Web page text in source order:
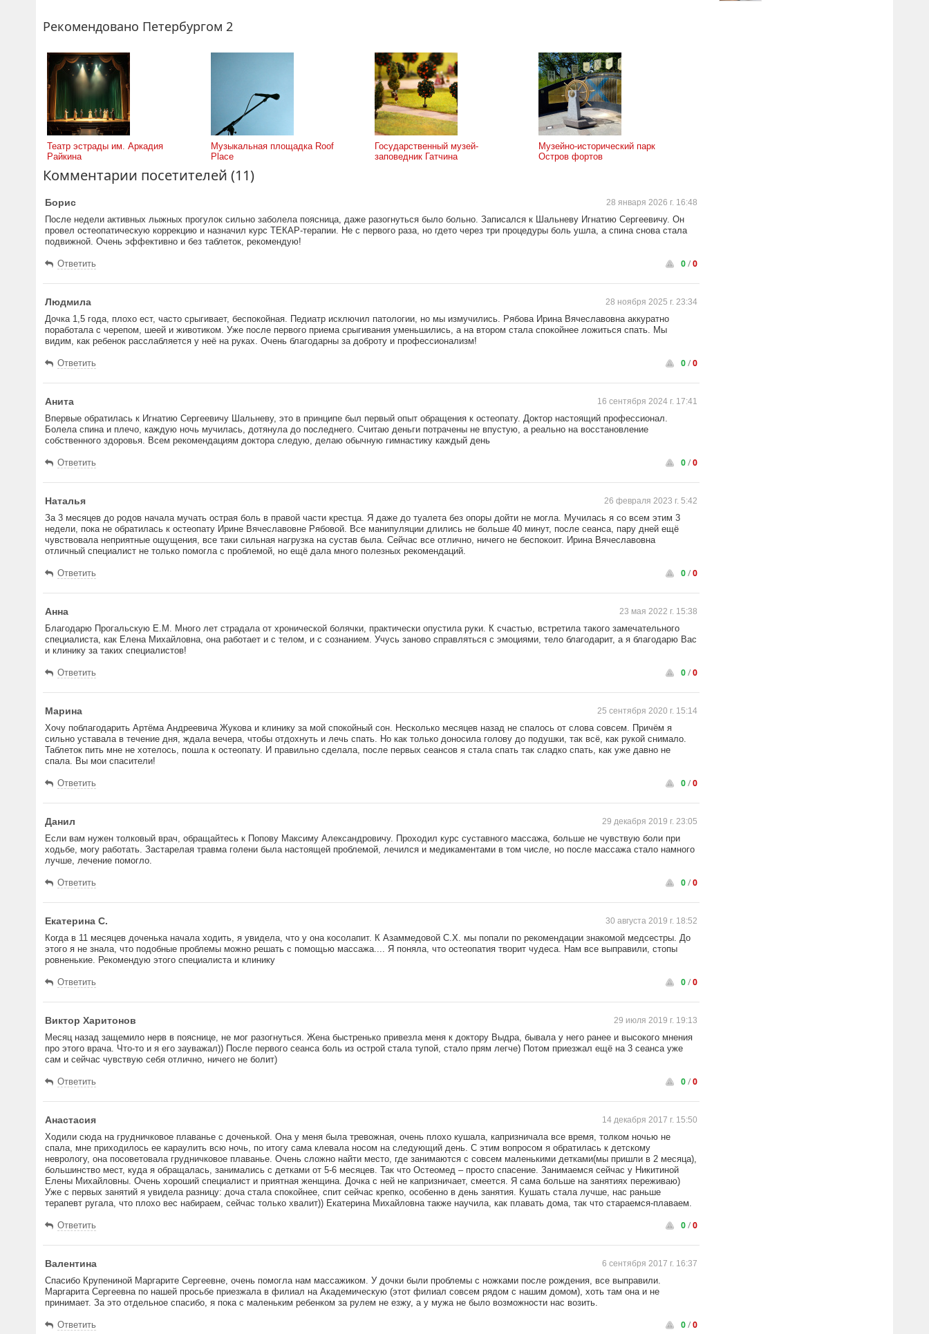
Рекомендовано Петербургом 2
Театр эстрады им. Аркадия
Райкина
Музыкальная площадка Roof
Place
Государственный музей-
заповедник Гатчина
Музейно-исторический парк
Остров фортов
Комментарии посетителей (11)
Борис 28 января 2026 г. 16:48
После недели активных лыжных прогулок сильно заболела поясница, даже разогнуться было больно. Записался к Шальневу Игнатию Сергеевичу. Он
провел остеопатическую коррекцию и назначил курс ТЕКАР-терапии. Не с первого раза, но гдето через три процедуры боль ушла, а спина снова стала
подвижной. Очень эффективно и без таблеток, рекомендую!
Ответить 0/0
Людмила 28 ноября 2025 г. 23:34
Дочка 1,5 года, плохо ест, часто срыгивает, беспокойная. Педиатр исключил патологии, но мы измучились. Рябова Ирина Вячеславовна аккуратно
поработала с черепом, шеей и животиком. Уже после первого приема срыгивания уменьшились, а на втором стала спокойнее ложиться спать. Мы
видим, как ребенок расслабляется у неё на руках. Очень благодарны за доброту и профессионализм!
Ответить 0/0
Анита 16 сентября 2024 г. 17:41
Впервые обратилась к Игнатию Сергеевичу Шальневу, это в принципе был первый опыт обращения к остеопату. Доктор настоящий профессионал.
Болела спина и плечо, каждую ночь мучилась, дотянула до последнего. Считаю деньги потрачены не впустую, а реально на восстановление
собственного здоровья. Всем рекомендациям доктора следую, делаю обычную гимнастику каждый день
Ответить 0/0
Наталья 26 февраля 2023 г. 5:42
За 3 месяцев до родов начала мучать острая боль в правой части крестца. Я даже до туалета без опоры дойти не могла. Мучилась я со всем этим 3
недели, пока не обратилась к остеопату Ирине Вячеславовне Рябовой. Все манипуляции длились не больше 40 минут, после сеанса, пару дней ещё
чувствовала неприятные ощущения, все таки сильная нагрузка на сустав была. Сейчас все отлично, ничего не беспокоит. Ирина Вячеславовна
отличный специалист не только помогла с проблемой, но ещё дала много полезных рекомендаций.
Ответить 0/0
Анна 23 мая 2022 г. 15:38
Благодарю Прогальскую Е.М. Много лет страдала от хронической болячки, практически опустила руки. К счастью, встретила такого замечательного
специалиста, как Елена Михайловна, она работает и с телом, и с сознанием. Учусь заново справляться с эмоциями, тело благодарит, а я благодарю Вас
и клинику за таких специалистов!
Ответить 0/0
Марина 25 сентября 2020 г. 15:14
Хочу поблагодарить Артёма Андреевича Жукова и клинику за мой спокойный сон. Несколько месяцев назад не спалось от слова совсем. Причём я
сильно уставала в течение дня, ждала вечера, чтобы отдохнуть и лечь спать. Но как только доносила голову до подушки, так всё, как рукой снимало.
Таблеток пить мне не хотелось, пошла к остеопату. И правильно сделала, после первых сеансов я стала спать так сладко спать, как уже давно не
спала. Вы мои спасители!
Ответить 0/0
Данил 29 декабря 2019 г. 23:05
Если вам нужен толковый врач, обращайтесь к Попову Максиму Александровичу. Проходил курс суставного массажа, больше не чувствую боли при
ходьбе, могу работать. Застарелая травма голени была настоящей проблемой, лечился и медикаментами в том числе, но после массажа стало намного
лучше, лечение помогло.
Ответить 0/0
Екатерина С. 30 августа 2019 г. 18:52
Когда в 11 месяцев доченька начала ходить, я увидела, что у она косолапит. К Азаммедовой С.Х. мы попали по рекомендации знакомой медсестры. До
этого я не знала, что подобные проблемы можно решать с помощью массажа.... Я поняла, что остеопатия творит чудеса. Нам все выправили, стопы
ровненькие. Рекомендую этого специалиста и клинику
Ответить 0/0
Виктор Харитонов 29 июля 2019 г. 19:13
Месяц назад защемило нерв в пояснице, не мог разогнуться. Жена быстренько привезла меня к доктору Выдра, бывала у него ранее и высокого мнения
про этого врача. Что-то и я его зауважал)) После первого сеанса боль из острой стала тупой, стало прям легче) Потом приезжал ещё на 3 сеанса уже
сам и сейчас чувствую себя отлично, ничего не болит)
Ответить 0/0
Анастасия 14 декабря 2017 г. 15:50
Ходили сюда на грудничковое плаванье с доченькой. Она у меня была тревожная, очень плохо кушала, капризничала все время, толком ночью не
спала, мне приходилось ее караулить всю ночь, по итогу сама клевала носом на следующий день. С этим вопросом я обратилась к детскому
неврологу, она посоветовала грудничковое плаванье. Очень сложно найти место, где занимаются с совсем маленькими детками(мы пришли в 2 месяца),
большинство мест, куда я обращалась, занимались с детками от 5-6 месяцев. Так что Остеомед – просто спасение. Занимаемся сейчас у Никитиной
Елены Михайловны. Очень хороший специалист и приятная женщина. Дочка с ней не капризничает, смеется. Я сама больше на занятиях переживаю)
Уже с первых занятий я увидела разницу: доча стала спокойнее, спит сейчас крепко, особенно в день занятия. Кушать стала лучше, нас раньше
терапевт ругала, что плохо вес набираем, сейчас только хвалит)) Екатерина Михайловна также научила, как плавать дома, так что стараемся-плаваем.
Ответить 0/0
Валентина 6 сентября 2017 г. 16:37
Спасибо Крупениной Маргарите Сергеевне, очень помогла нам массажиком. У дочки были проблемы с ножками после рождения, все выправили.
Маргарита Сергеевна по нашей просьбе приезжала в филиал на Академическую (этот филиал совсем рядом с нашим домом), хоть там она и не
принимает. За это отдельное спасибо, я пока с маленьким ребенком за рулем не езжу, а у мужа не было возможности нас возить.
Ответить 0/0